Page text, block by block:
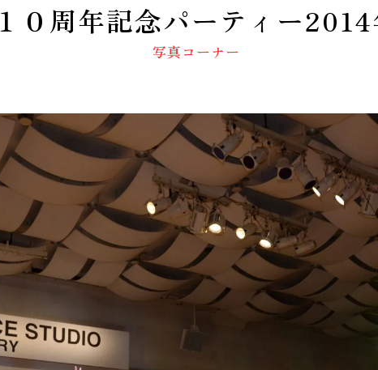
動画コーナー
写真コーナー
１０周年記念パーティー